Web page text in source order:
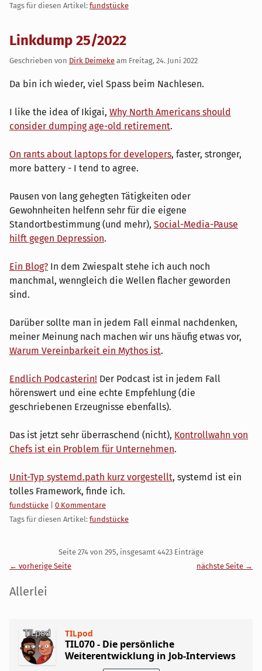
Tags für diesen Artikel: fundstücke
Linkdump 25/2022
Geschrieben von Dirk Deimeke am Freitag, 24. Juni 2022
Da bin ich wieder, viel Spass beim Nachlesen.
I like the idea of Ikigai, Why North Americans should
consider dumping age-old retirement.
On rants about laptops for developers, faster, stronger,
more battery - I tend to agree.
Pausen von lang gehegten Tätigkeiten oder
Gewohnheiten helfenn sehr für die eigene
Standortbestimmung (und mehr), Social-Media-Pause
hilft gegen Depression.
Ein Blog? In dem Zwiespalt stehe ich auch noch
manchmal, wenngleich die Wellen flacher geworden
sind.
Darüber sollte man in jedem Fall einmal nachdenken,
meiner Meinung nach machen wir uns häufig etwas vor,
Warum Vereinbarkeit ein Mythos ist.
Endlich Podcasterin! Der Podcast ist in jedem Fall
hörenswert und eine echte Empfehlung (die
geschriebenen Erzeugnisse ebenfalls).
Das ist jetzt sehr überraschend (nicht), Kontrollwahn von
Chefs ist ein Problem für Unternehmen.
Unit-Typ systemd.path kurz vorgestellt, systemd ist ein
tolles Framework, finde ich.
Kategorien:
fundstücke
0 Kommentare
Tags für diesen Artikel: fundstücke
PaginationSeite 274 von 295, insgesamt 4423 Einträge
← vorherige Seite
nächste Seite →
Seitenleiste
Allerlei